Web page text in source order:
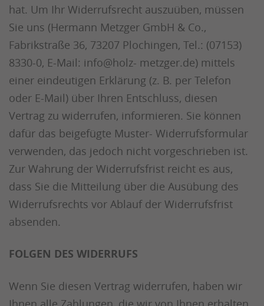
hat. Um Ihr Widerrufsrecht auszuüben, müssen
Sie uns (Hermann Metzger GmbH & Co.,
Fabrikstraße 36, 73207 Plochingen, Tel.: (07153)
8330-0, E-Mail: info@holz- metzger.de) mittels
einer eindeutigen Erklärung (z. B. per Telefon
oder E-Mail) über Ihren Entschluss, diesen
Vertrag zu widerrufen, informieren. Sie können
dafür das beigefügte Muster- Widerrufsformular
verwenden, das jedoch nicht vorgeschrieben ist.
Zur Wahrung der Widerrufsfrist reicht es aus,
dass Sie die Mitteilung über die Ausübung des
Widerrufsrechts vor Ablauf der Widerrufsfrist
absenden.
FOLGEN DES WIDERRUFS
Wenn Sie diesen Vertrag widerrufen, haben wir